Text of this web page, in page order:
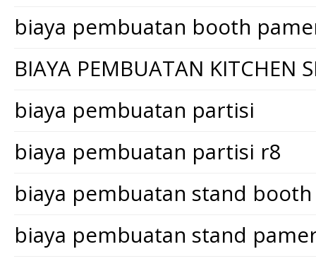
biaya pembuatan booth
BIAYA PEMBUATAN KITCHEN
biaya pembuatan partisi
biaya pembuatan partisi r8
biaya pembuatan stand booth
biaya pembuatan stand